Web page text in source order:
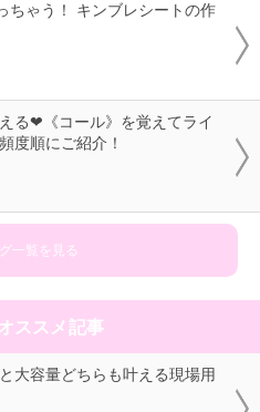
ちゃう！ キンブレシートの作
る❤《コール》を覚えてライ
度順にご紹介！
一覧を見る
ススメ記事
大容量どちらも叶える現場用